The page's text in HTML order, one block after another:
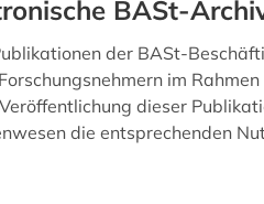
BASt-
der BASt-
im
dieser
die entsprechenden